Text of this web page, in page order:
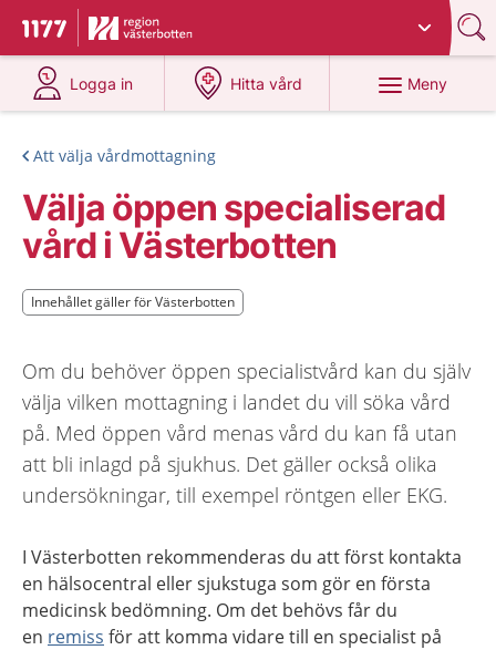
Till startsidan för 1177
Du har valt region
Logga in
på 1177.se
Hitta vård
på 1177.se
Meny
Att välja vårdmottagning
Välja öppen specialiserad
vård i Västerbotten
Innehållet gäller för Västerbotten
Innehållet gäller för Västerbotten
Om du behöver öppen specialistvård kan du själv
välja vilken mottagning i landet du vill söka vård
på. Med öppen vård menas vård du kan få utan
att bli inlagd på sjukhus. Det gäller också olika
undersökningar, till exempel röntgen eller EKG.
I Västerbotten rekommenderas du att först kontakta
en hälsocentral eller sjukstuga som gör en första
medicinsk bedömning. Om det behövs får du
en remiss för att komma vidare till en specialist på